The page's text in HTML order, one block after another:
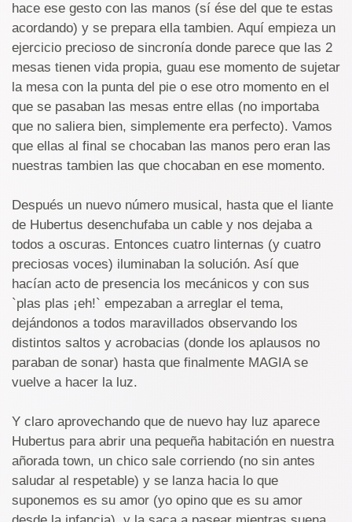
hace ese gesto con las manos (sí ése del que te estas
acordando) y se prepara ella tambien. Aquí empieza un
ejercicio precioso de sincronía donde parece que las 2
mesas tienen vida propia, guau ese momento de sujetar
la mesa con la punta del pie o ese otro momento en el
que se pasaban las mesas entre ellas (no importaba
que no saliera bien, simplemente era perfecto). Vamos
que ellas al final se chocaban las manos pero eran las
nuestras tambien las que chocaban en ese momento.
Después un nuevo número musical, hasta que el liante
de Hubertus desenchufaba un cable y nos dejaba a
todos a oscuras. Entonces cuatro linternas (y cuatro
preciosas voces) iluminaban la solución. Así que
hacían acto de presencia los mecánicos y con sus
`plas plas ¡eh!` empezaban a arreglar el tema,
dejándonos a todos maravillados observando los
distintos saltos y acrobacias (donde los aplausos no
paraban de sonar) hasta que finalmente MAGIA se
vuelve a hacer la luz.
Y claro aprovechando que de nuevo hay luz aparece
Hubertus para abrir una pequeña habitación en nuestra
añorada town, un chico sale corriendo (no sin antes
saludar al respetable) y se lanza hacia lo que
suponemos es su amor (yo opino que es su amor